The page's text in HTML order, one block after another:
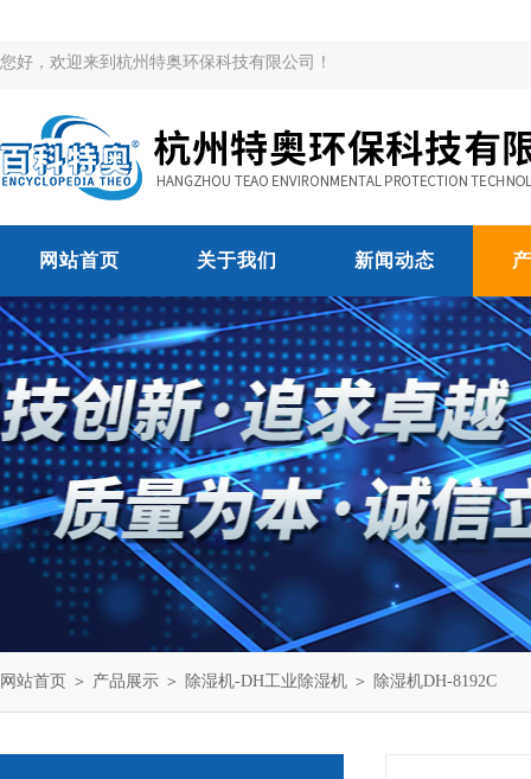
您好，欢迎来到杭州特奥环保科技有限公司！
网站首页 关于我们 新闻动态
网站首页 ＞ 产品展示 ＞ 除湿机-DH工业除湿机 ＞ 除湿机DH-8192C